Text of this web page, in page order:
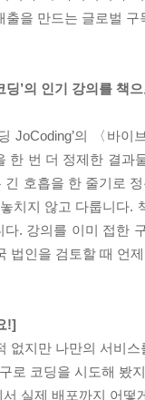
출을 만드는 글로벌
딩’의 인기 강의를 책
JoCoding’의 〈바
한 번 더 정제한 결
호흡을 한 줄기로
치지 않고 다룹니다.
. 강의를 이미 접한
법인을 검토할 때 언
!]
없지만 나만의 서비
로 코딩을 시도해 봤
실제 배포까지 어떻